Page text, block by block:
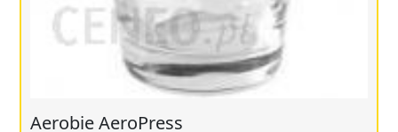
Aerobie AeroPress